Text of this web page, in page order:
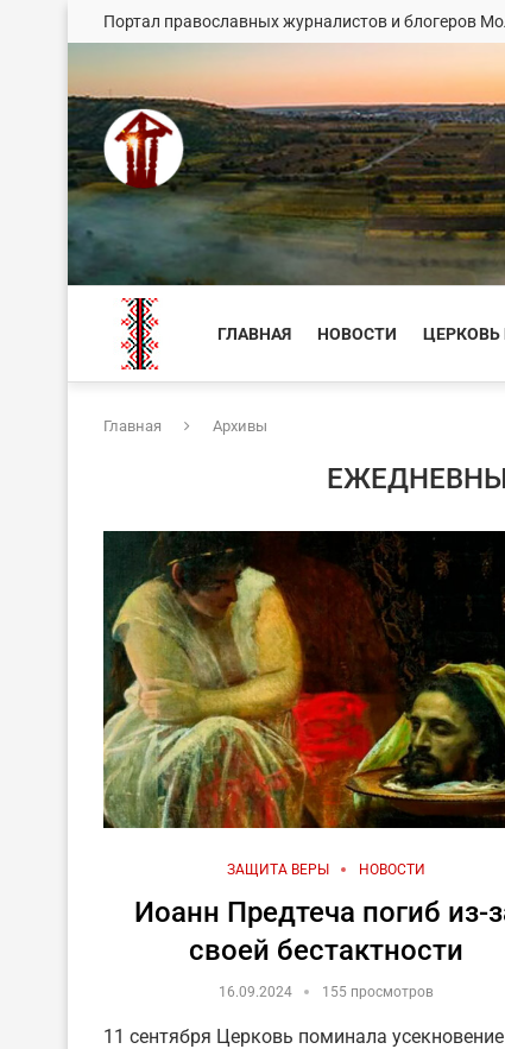
Портал православных журналистов и блогеров
ГЛАВНАЯ НОВОСТИ ЦЕРКОВЬ
Главная Архивы
ЗАЩИТА ВЕРЫ НОВОСТИ
Иоанн Предтеча погиб из-
своей беcтактности
16.09.2024 155 просмотров
11 сентября Церковь поминала усекновение